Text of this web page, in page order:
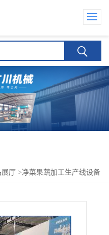
展厅 >净菜果蔬加工生产线设备